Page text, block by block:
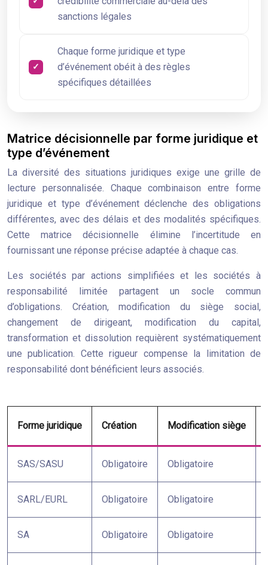
sanctions légales
Chaque forme juridique et type
d’événement obéit à des règles
spécifiques détaillées
Matrice décisionnelle par forme juridique et
type d’événement
La diversité des situations juridiques exige une grille de
lecture personnalisée. Chaque combinaison entre forme
juridique et type d’événement déclenche des obligations
différentes, avec des délais et des modalités spécifiques.
Cette matrice décisionnelle élimine l’incertitude en
fournissant une réponse précise adaptée à chaque cas.
Les sociétés par actions simplifiées et les sociétés à
responsabilité limitée partagent un socle commun
d’obligations. Création, modification du siège social,
changement de dirigeant, modification du capital,
transformation et dissolution requièrent systématiquement
une publication. Cette rigueur compense la limitation de
responsabilité dont bénéficient leurs associés.
Forme juridique Création Modification siège
SAS/SASU Obligatoire Obligatoire
SARL/EURL Obligatoire Obligatoire
SA Obligatoire Obligatoire